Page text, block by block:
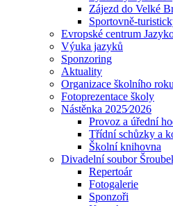
Zájezd do Velké
Sportovně-
Evropské centrum
Výuka jazyků
Sponzoring
Aktuality
Organizace školního roku
Fotoprezentace školy
Nástěnka 2025⁄2026
Provoz a úřední
Třídní schůzky a
Školní knihovna
Divadelní soubor
Repertoár
Fotogalerie
Sponzoři